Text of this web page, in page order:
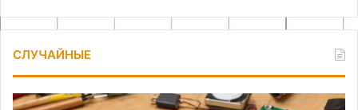
СЛУЧАЙНЫЕ
Перевод